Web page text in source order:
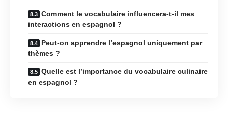
Comment le vocabulaire influencera-t-il mes
interactions en espagnol ?
Peut-on apprendre l’espagnol uniquement par
thèmes ?
Quelle est l’importance du vocabulaire culinaire
en espagnol ?